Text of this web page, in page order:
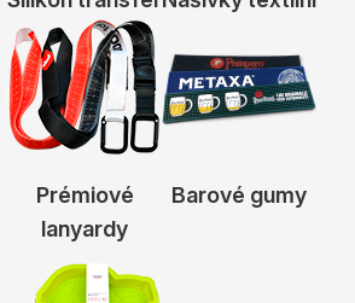
Prémiové
lanyardy
Barové gumy